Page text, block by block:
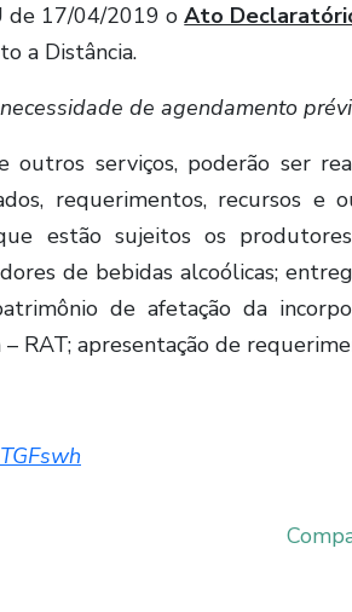
de 17/04/2019 oAto
a Distância.
de agendamento
outros serviços, poderão ser
requerimentos, recursos
estão sujeitos os
de bebidas alcoólicas;
de afetação da
RAT; apresentação de